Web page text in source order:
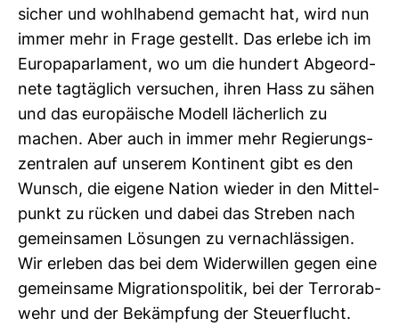
sicher und wohl­ha­bend gemacht hat, wird nun
immer mehr in Frage gestellt. Das erlebe ich im
Euro­pa­par­la­ment, wo um die hun­dert Abge­ord­
nete tag­täg­lich ver­su­chen, ihren Hass zu sähen
und das euro­päi­sche Modell lächer­lich zu
machen. Aber auch in immer mehr Regie­rungs­
zen­tralen auf unserem Kon­ti­nent gibt es den
Wunsch, die eigene Nation wieder in den Mit­tel­
punkt zu rücken und dabei das Streben nach
gemein­samen Lösungen zu ver­nach­läs­sigen.
Wir erleben das bei dem Wider­willen gegen eine
gemein­same Migra­ti­ons­po­litik, bei der Ter­ror­ab­
wehr und der Bekämp­fung der Steu­er­flucht.